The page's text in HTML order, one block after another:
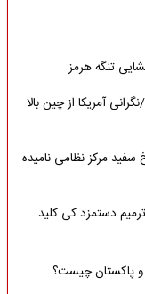
تنگه هرمز
آمریکا از چین بالا
سفید مرکز نظامی نامیده
دستمزد کی کلید
و پاکستان چیست؟